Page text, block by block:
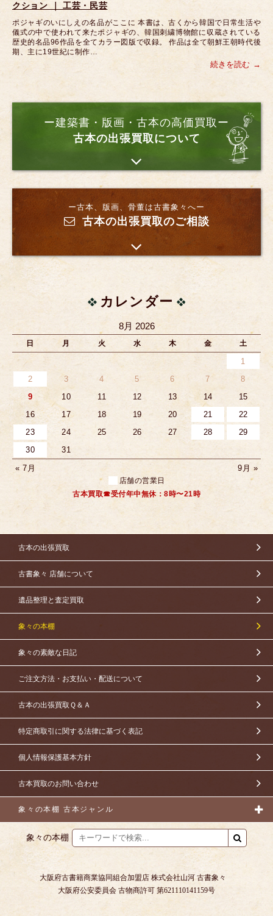
クション ｜ 工芸・民芸
ポジャギのいにしえの名品がここに 本書は、古くから韓国で日常生活や
儀式の中で使われて来たポジャギの、韓国刺繍博物館に収蔵されている
歴史的名品96作品を全てカラー図版で収録。 作品は全て朝鮮王朝時代後
期、主に19世紀に制作…
続きを読む
ー建築書・版画・古本の高価買取ー
古本の出張買取について
ー古本、版画、骨董は古書象々へー
古本の出張買取のご相談
カレンダー
8月 2026
日 月 火 水 木 金 土
1
2
3 4 5 6 7
8
9
10 11 12 13 14
15
16
17 18 19 20 21
22
23
24 25 26 27 28
29
30
31
« 7月
9月 »
店舗の営業日
古本買取☎受付年中無休：8時〜21時
古本の出張買取
古書象々 店舗について
遺品整理と査定買取
象々の本棚
象々の素敵な日記
ご注文方法・お支払い・配送について
古本の出張買取Ｑ＆Ａ
特定商取引に関する法律に基づく表記
個人情報保護基本方針
古本買取のお問い合わせ
象々の本棚 古本ジャンル
象々の本棚
大阪府古書籍商業協同組合加盟店 株式会社山河 古書象々
大阪府公安委員会 古物商許可 第621110141159号